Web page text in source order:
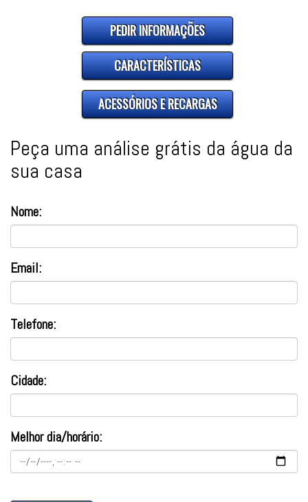
PEDIR INFORMAÇÕES
CARACTERÍSTICAS
ACESSÓRIOS E RECARGAS
Peça uma análise grátis da água da
sua casa
Nome:
Email:
Telefone:
Cidade:
Melhor dia/horário: